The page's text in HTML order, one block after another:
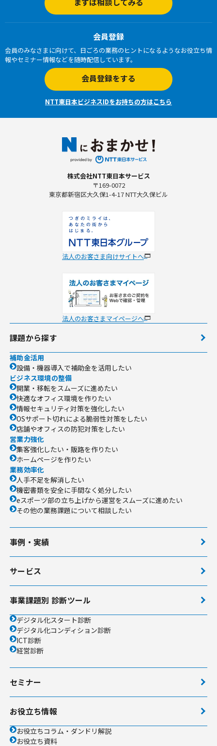
会員登録
会員のみなさまに向けて、日ごろの業務のヒントになるようなお役立ち情
報やセミナー情報などを随時配信しています。
会員登録をする
NTT東日本ビジネスIDをお持ちの方はこちら
株式会社NTT東日本サービス
〒169-0072
東京都新宿区大久保1-4-17 NTT大久保ビル
法人のお客さま向けサイトへ
法人のお客さまマイページへ
課題から探す
補助金活用
設備・機器導入で補助金を活用したい
ビジネス環境の整備
開業・移転をスムーズに進めたい
快適なオフィス環境を作りたい
情報セキュリティ対策を強化したい
OSサポート切れによる脆弱性対策をしたい
店舗やオフィスの防犯対策をしたい
営業力強化
集客強化したい・販路を作りたい
ホームページを作りたい
業務効率化
人手不足を解消したい
機密書類を安全に手間なく処分したい
eスポーツ部の立ち上げから運営をスムーズに進めたい
その他の業務課題について相談したい
事例・実績
サービス
事業課題別 診断ツール
デジタル化スタート診断
デジタル化コンディション診断
ICT診断
経営診断
セミナー
お役立ち情報
お役立ちコラム・ダンドリ解説
お役立ち資料